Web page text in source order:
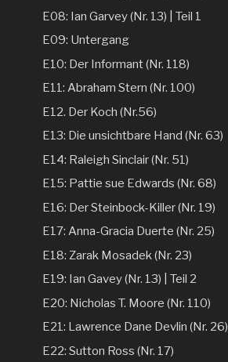
E08: Ian Garvey (Nr. 13) | Teil 1
E09: Untergang
E10: Der Informant (Nr. 118)
E11: Abraham Stern (Nr. 100)
E12. Der Koch (Nr.56)
E13: Die unsichtbare Hand (Nr. 63)
E14: Raleigh Sinclair (Nr. 51)
E15: Pattie sue Edwards (Nr. 68)
E16: Der Steinbock-Killer (Nr. 19)
E17: Anna-Gracia Duerte (Nr. 25)
E18: Zarak Mosadek (Nr. 23)
E19: Ian Gavey (Nr. 13) | Teil 2
E20: Nicholas T. Moore (Nr. 110)
E21: Lawrence Dane Devlin (Nr. 26)
E22: Sutton Ross (Nr. 17)